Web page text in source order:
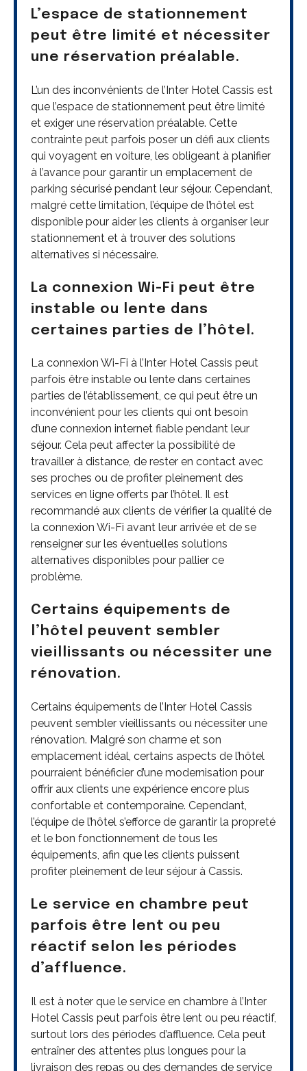
L’espace de stationnement
peut être limité et nécessiter
une réservation préalable.
L’un des inconvénients de l’Inter Hotel Cassis est
que l’espace de stationnement peut être limité
et exiger une réservation préalable. Cette
contrainte peut parfois poser un défi aux clients
qui voyagent en voiture, les obligeant à planifier
à l’avance pour garantir un emplacement de
parking sécurisé pendant leur séjour. Cependant,
malgré cette limitation, l’équipe de l’hôtel est
disponible pour aider les clients à organiser leur
stationnement et à trouver des solutions
alternatives si nécessaire.
La connexion Wi-Fi peut être
instable ou lente dans
certaines parties de l’hôtel.
La connexion Wi-Fi à l’Inter Hotel Cassis peut
parfois être instable ou lente dans certaines
parties de l’établissement, ce qui peut être un
inconvénient pour les clients qui ont besoin
d’une connexion internet fiable pendant leur
séjour. Cela peut affecter la possibilité de
travailler à distance, de rester en contact avec
ses proches ou de profiter pleinement des
services en ligne offerts par l’hôtel. Il est
recommandé aux clients de vérifier la qualité de
la connexion Wi-Fi avant leur arrivée et de se
renseigner sur les éventuelles solutions
alternatives disponibles pour pallier ce
problème.
Certains équipements de
l’hôtel peuvent sembler
vieillissants ou nécessiter une
rénovation.
Certains équipements de l’Inter Hotel Cassis
peuvent sembler vieillissants ou nécessiter une
rénovation. Malgré son charme et son
emplacement idéal, certains aspects de l’hôtel
pourraient bénéficier d’une modernisation pour
offrir aux clients une expérience encore plus
confortable et contemporaine. Cependant,
l’équipe de l’hôtel s’efforce de garantir la propreté
et le bon fonctionnement de tous les
équipements, afin que les clients puissent
profiter pleinement de leur séjour à Cassis.
Le service en chambre peut
parfois être lent ou peu
réactif selon les périodes
d’affluence.
Il est à noter que le service en chambre à l’Inter
Hotel Cassis peut parfois être lent ou peu réactif,
surtout lors des périodes d’affluence. Cela peut
entraîner des attentes plus longues pour la
livraison des repas ou des demandes de service